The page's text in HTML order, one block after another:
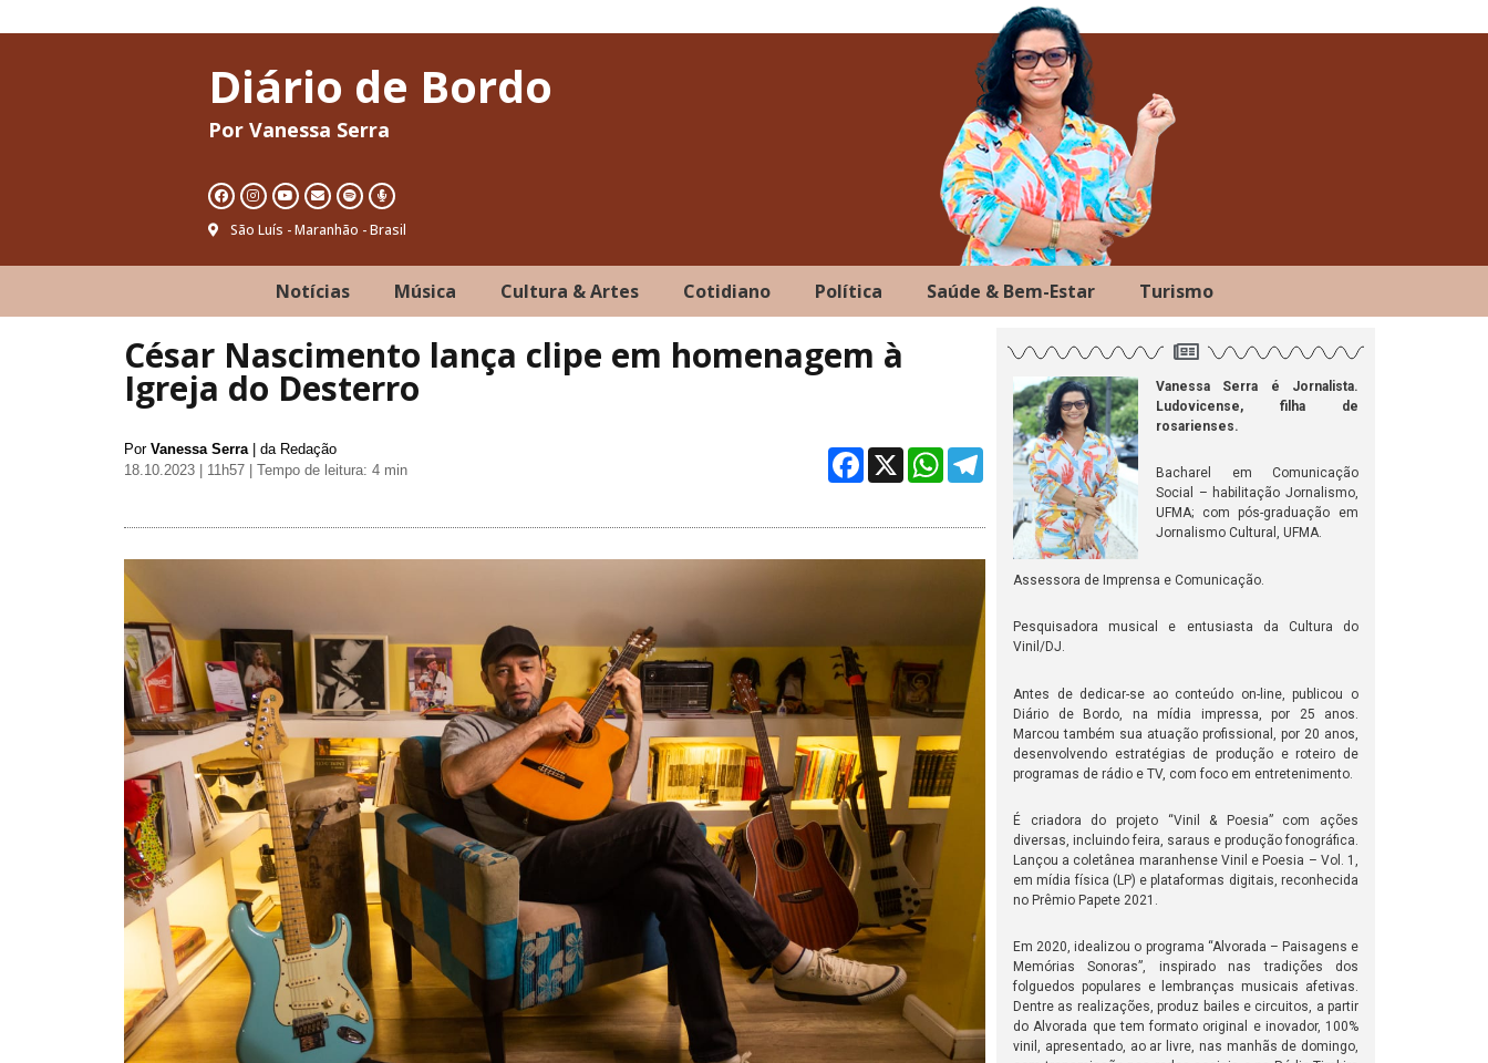
Diário de Bordo
Por Vanessa Serra
São Luís - Maranhão - Brasil
Notícias Música Cultura & Artes Cotidiano Política Saúde & Bem-Estar Turismo
César Nascimento lança clipe em homenagem à
Igreja do Desterro
Por Vanessa Serra| da Redação
18.10.2023 | 11h57
| Tempo de leitura: 4 min Facebook
X WhatsApp
Telegram
Vanessa Serra é Jornalista.
Ludovicense, filha de
rosarienses.
Bacharel em Comunicação
Social – habilitação Jornalismo,
UFMA; com pós-graduação em
Jornalismo Cultural, UFMA.
Assessora de Imprensa e Comunicação.
Pesquisadora musical e entusiasta da Cultura do
Vinil/DJ.
Antes de dedicar-se ao conteúdo on-line, publicou o
Diário de Bordo, na mídia impressa, por 25 anos.
Marcou também sua atuação profissional, por 20 anos,
desenvolvendo estratégias de produção e roteiro de
programas de rádio e TV, com foco em entretenimento.
É criadora do projeto “Vinil & Poesia” com ações
diversas, incluindo feira, saraus e produção fonográfica.
Lançou a coletânea maranhense Vinil e Poesia – Vol. 1,
em mídia física (LP) e plataformas digitais, reconhecida
no Prêmio Papete 2021.
Em 2020, idealizou o programa “Alvorada – Paisagens e
Memórias Sonoras”, inspirado nas tradições dos
folguedos populares e lembranças musicais afetivas.
Dentre as realizações, produz bailes e circuitos, a partir
do Alvorada que tem formato original e inovador, 100%
vinil, apresentado, ao ar livre, nas manhãs de domingo,